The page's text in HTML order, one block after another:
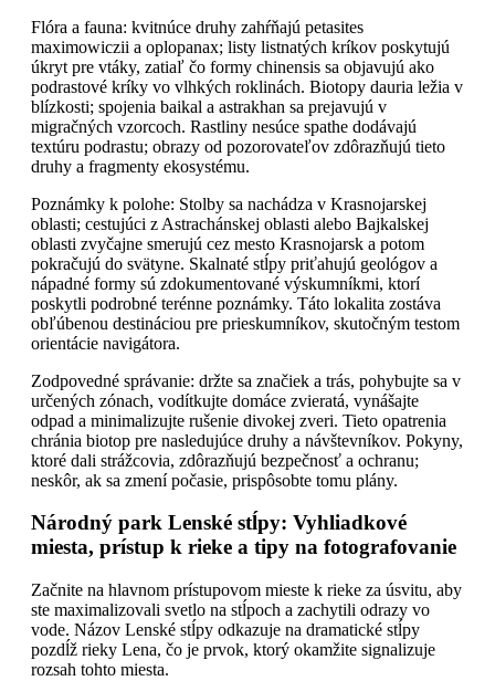
Flóra a fauna: kvitnúce druhy zahŕňajú petasites
maximowiczii a oplopanax; listy listnatých kríkov poskytujú
úkryt pre vtáky, zatiaľ čo formy chinensis sa objavujú ako
podrastové kríky vo vlhkých roklinách. Biotopy dauria ležia v
blízkosti; spojenia baikal a astrakhan sa prejavujú v
migračných vzorcoch. Rastliny nesúce spathe dodávajú
textúru podrastu; obrazy od pozorovateľov zdôrazňujú tieto
druhy a fragmenty ekosystému.
Poznámky k polohe: Stolby sa nachádza v Krasnojarskej
oblasti; cestujúci z Astrachánskej oblasti alebo Bajkalskej
oblasti zvyčajne smerujú cez mesto Krasnojarsk a potom
pokračujú do svätyne. Skalnaté stĺpy priťahujú geológov a
nápadné formy sú zdokumentované výskumníkmi, ktorí
poskytli podrobné terénne poznámky. Táto lokalita zostáva
obľúbenou destináciou pre prieskumníkov, skutočným testom
orientácie navigátora.
Zodpovedné správanie: držte sa značiek a trás, pohybujte sa v
určených zónach, vodítkujte domáce zvieratá, vynášajte
odpad a minimalizujte rušenie divokej zveri. Tieto opatrenia
chránia biotop pre nasledujúce druhy a návštevníkov. Pokyny,
ktoré dali strážcovia, zdôrazňujú bezpečnosť a ochranu;
neskôr, ak sa zmení počasie, prispôsobte tomu plány.
Národný park Lenské stĺpy: Vyhliadkové
miesta, prístup k rieke a tipy na fotografovanie
Začnite na hlavnom prístupovom mieste k rieke za úsvitu, aby
ste maximalizovali svetlo na stĺpoch a zachytili odrazy vo
vode. Názov Lenské stĺpy odkazuje na dramatické stĺpy
pozdĺž rieky Lena, čo je prvok, ktorý okamžite signalizuje
rozsah tohto miesta.